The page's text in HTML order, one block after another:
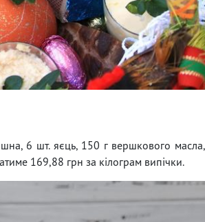
6 шт. яєць, 150 г вершкового масла,
169,88 грн за кілограм випічки.